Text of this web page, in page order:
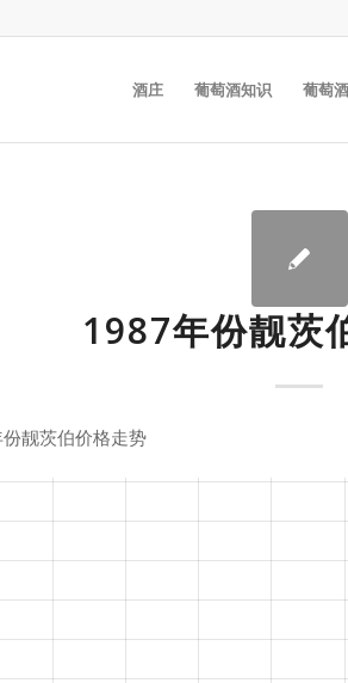
酒庄 葡萄酒知识 葡萄
1987年份靓茨
靓茨伯价格走势